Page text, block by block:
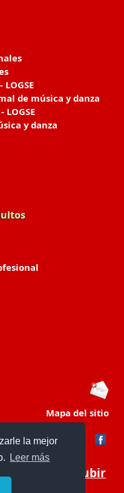
la mejor
Leer más
de música y danza
LOGSE
y danza
Mapa del sitio
Subir